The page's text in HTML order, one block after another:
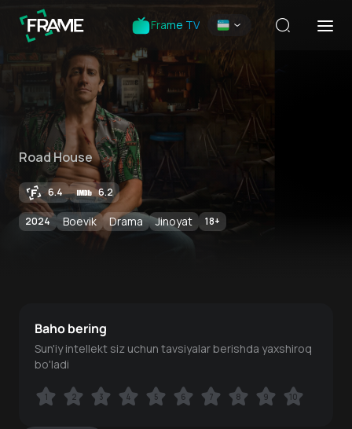
Frame TV
Road House
6.4 6.2
2024 Boevik Drama Jinoyat 18+
Baho bering
Sun'iy intellekt siz uchun tavsiyalar berishda yaxshiroq
bo'ladi
1 2 3 4 5 6 7 8 9 10
1 2 3 4 5 6 7 8 9 10